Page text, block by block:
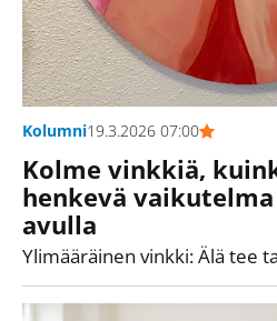
Kolumni19.3.2026 07:00
Kolme vinkkiä,
henkevä
avulla
Ylimääräinen vinkki: Älä tee